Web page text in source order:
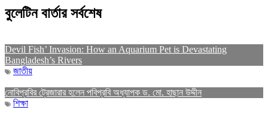
বুলেটিন বার্তার সর্বশেষ
Devil Fish’ Invasion: How an Aquarium Pet is Devastating
Bangladesh’s Rivers
জাতীয়
নোবিপ্রবির ট্রেজারার হলেন পবিপ্রবি অধ্যাপক ড. মো. হাছান উদ্দীন
শিক্ষা